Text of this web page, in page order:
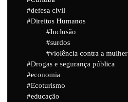
defesa civil
Direitos Humanos
Inclusão
surdos
violência contra a mulher
Drogas e segurança pública
economia
Ecoturismo
educação